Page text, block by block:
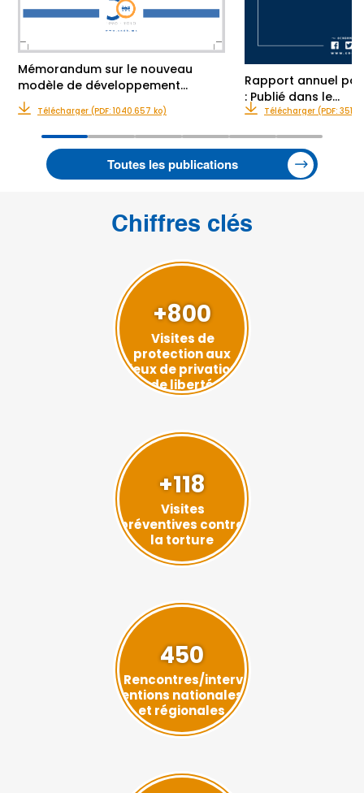
Toutes les publications
Mémorandum sur le nouveau
modèle de développement…
Télécharger (PDF: 1040.657 ko)
Rapport annuel
: Publié dans le…
Télécharger (PDF:
Chiffres clés
+800
Visites de
protection aux
lieux de privation
de liberté
+118
Visites
préventives contre
la torture
450
Rencontres/interv
entions nationales
et régionales